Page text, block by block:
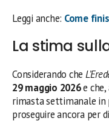
Leggi anche: Come
La stima
Considerando che
29 maggio 2026e che,
rimasta settimanale in
proseguire ancora per